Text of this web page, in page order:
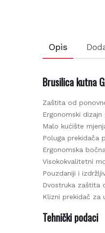
Opis
Brusilica kutna
Zaštita od
Ergonomski dizajn
Malo kućište
Poluga prekidača
Ergonomska
Visokokvalitetni
Pouzdaniji i
Dvostruka zaštita
Klizni prekidač za
Tehnički podaci